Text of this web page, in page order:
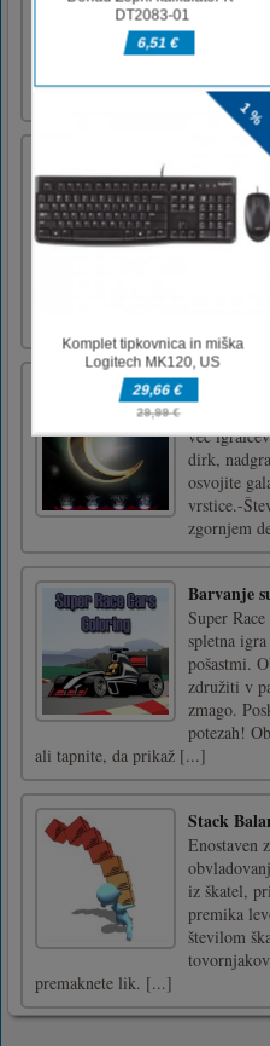
ciljno črto.
da
Ali so
želijo
ki pridejo
vašim
držati
ki zgrabi
več
dirk,
osvojite
vrstice.-
zgornjem
Barvanje
Super
spletna
pošastmi.
združiti v
zmago.
potezah!
ali tapnite, da prikaž [...]
Stack
Enostaven
iz škatel,
premika
številom
premaknete lik. [...]